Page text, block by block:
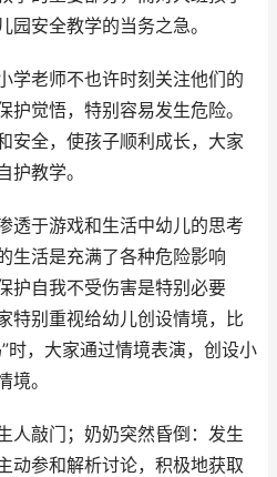
安全教学的当务之急。
学老师不也许时刻关注他们的
觉悟，特别容易发生危险。
安全，使孩子顺利成长，大家
护教学。
于游戏和生活中幼儿的思考
生活是充满了各种危险影响
护自我不受伤害是特别必要
特别重视给幼儿创设情境，比
时，大家通过情境表演，创设小
境。
人敲门；奶奶突然昏倒：发生
动参和解析讨论，积极地获取